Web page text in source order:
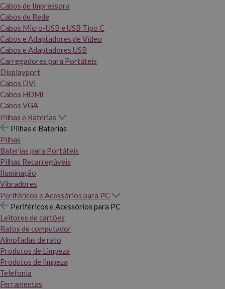
Cabos de Impressora
Cabos de Rede
Cabos Micro-USB e USB Tipo C
Cabos e Adaptadores de Vídeo
Cabos e Adaptadores USB
Carregadores para Portáteis
Displayport
Cabos DVI
Cabos HDMI
Cabos VGA
Pilhas e Baterias
Pilhas e Baterias
Pilhas
Baterias para Portáteis
Pilhas Recarregáveis
Iluminação
Vibradores
Periféricos e Acessórios para PC
Periféricos e Acessórios para PC
Leitores de cartões
Ratos de computador
Almofadas de rato
Produtos de Limpeza
Produtos de limpeza
Telefonia
Ferramentas